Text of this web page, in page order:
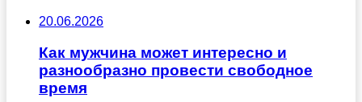
20.06.2026
Как мужчина может интересно и
разнообразно провести свободное
время